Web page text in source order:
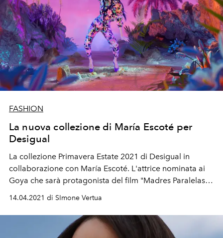
FASHION
La nuova collezione di María Escoté per
Desigual
La collezione Primavera Estate 2021 di Desigual in
collaborazione con María Escoté. L'attrice nominata ai
Goya che sarà protagonista del film "Madres Paralelas"
di Pedro Almodóvar.
14.04.2021 di SImone Vertua